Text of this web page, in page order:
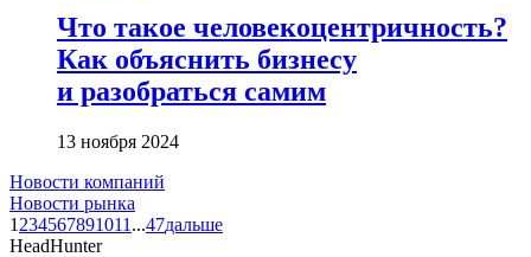
Что такое человеко­центричность?
Как объяснить бизнесу
и разобраться самим
13 ноября 2024
Новости компаний
Новости рынка
1 234567891011 ...47дальше
HeadHunter